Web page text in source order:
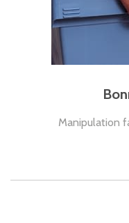
Manipulation